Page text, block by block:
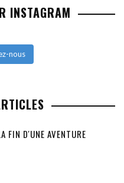
INSTAGRAM
nous
FIN D'UNE AVENTURE